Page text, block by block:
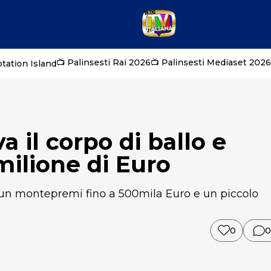
Island📺 Palinsesti Rai 2026📺 Palinsesti Mediaset 2026
il corpo di ballo e
di Euro
montepremi fino a 500mila Euro e un piccolo
0 0